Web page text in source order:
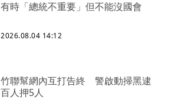
有時「總統不重要」但不能沒國會
2026.08.04 14:12
竹聯幫網內互打告終 警啟動掃黑逮
百人押5人